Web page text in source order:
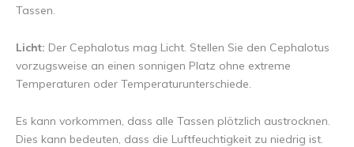
Tassen.
Licht: Der Cephalotus mag Licht. Stellen Sie den Cephalotus
vorzugsweise an einen sonnigen Platz ohne extreme
Temperaturen oder Temperaturunterschiede.
Es kann vorkommen, dass alle Tassen plötzlich austrocknen.
Dies kann bedeuten, dass die Luftfeuchtigkeit zu niedrig ist.